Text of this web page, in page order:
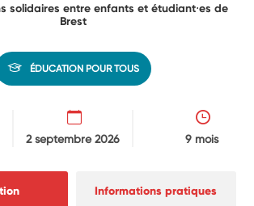
solidaires entre enfants et étudiant⋅es de
Brest
ÉDUCATION POUR TOUS
2 septembre 2026 9 mois
Informations pratiques